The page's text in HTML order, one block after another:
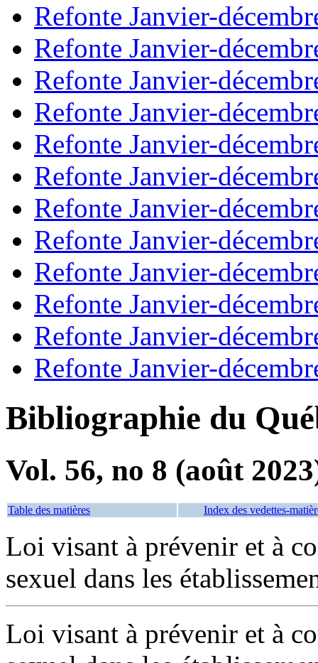
Refonte Janvier-
Refonte Janvier-
Refonte Janvier-
Refonte Janvier-
Refonte Janvier-
Refonte Janvier-
Refonte Janvier-
Refonte Janvier-
Refonte Janvier-
Refonte Janvier-
Refonte Janvier-
Refonte Janvier-
Bibliographie du
Vol. 56, no 8 (août
Table des matières Index des vedettes-
Loi visant à prévenir et à
sexuel dans les
Loi visant à prévenir et à